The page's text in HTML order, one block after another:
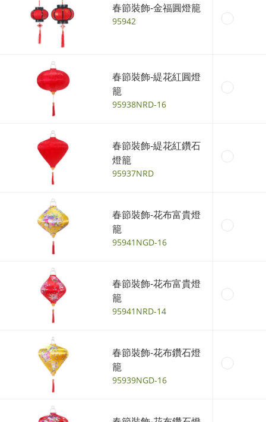
春節裝飾-金福圓燈籠
95942
春節裝飾-緹花紅圓燈
籠
95938NRD-16
春節裝飾-緹花紅鑽石
燈籠
95937NRD
春節裝飾-花布富貴燈
籠
95941NGD-16
春節裝飾-花布富貴燈
籠
95941NRD-14
春節裝飾-花布鑽石燈
籠
95939NGD-16